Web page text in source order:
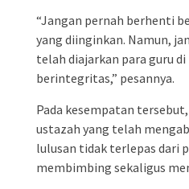
“Jangan pernah berhenti
yang diinginkan. Namun,
telah diajarkan para guru
berintegritas,” pesannya.
Pada kesempatan
ustazah yang telah
lulusan tidak terlepas dari
membimbing sekaligus